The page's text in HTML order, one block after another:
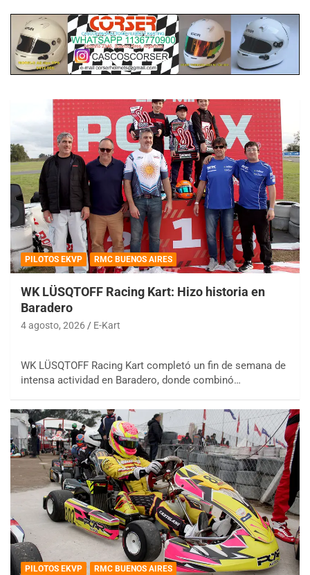
PILOTOS EKVP RMC BUENOS AIRES
WK LÜSQTOFF Racing Kart: Hizo historia en
Baradero
4 agosto, 2026 E-Kart
WK LÜSQTOFF Racing Kart completó un fin de semana de
intensa actividad en Baradero, donde combinó…
PILOTOS EKVP RMC BUENOS AIRES
COBERTURA ESPECIAL DE E-KART.COM.AR
08/09-AGO
IAME SERIES ARGENTINA 6
Ramiro Tot (Asfalto)
Baradero (Buenos Aires)